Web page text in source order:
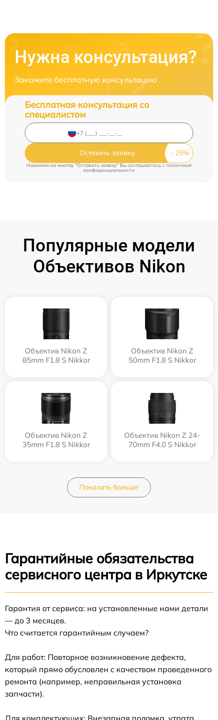
Нужна консультация?
Закажите бесплатную консультацию
Бесплатная консультация со
специалистом
Оставить заявку
Нажимая на кнопку "Оставить заявку" Вы соглашаетесь c политикой
конфиденциальности
Популярные модели
Объективов Nikon
Объектив Nikon Z
85mm F1.8 S Nikkor
Объектив Nikon Z
50mm F1.8 S Nikkor
Объектив Nikon Z
35mm F1.8 S Nikkor
Объектив Nikon Z 24-
70mm F4.0 S Nikkor
Показать больше
Гарантийные обязательства
сервисного центра в Иркутске
Гарантия от сервиса: на установленные нами детали
— до 3 месяцев.
Что считается гарантийным случаем?
Для работ: Повторное возникновение дефекта,
который прямо обусловлен с качеством проведенного
ремонта (например, неправильная установка
запчасти).